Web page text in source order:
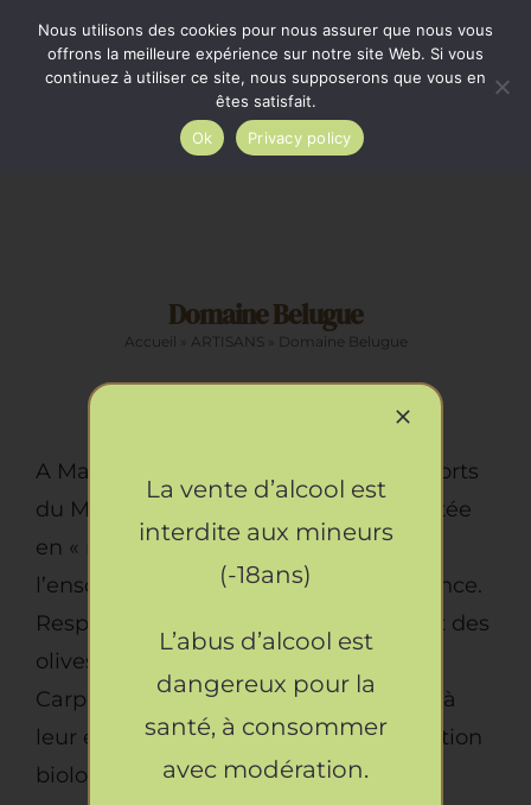
PasserMinimum de commande 35€. Livraison France entière
par Colissimo au tarif en vigueur à partir de 35€.
Livraison gratuite par Colissimo à partir de 80€
Epicerie sucrée
La cave
Restauration
Artisans
Domaine Belugue
Accueil ARTISANS» Domaine Belugue
A Malemort du Comtat sur les contreforts
du Mont Ventoux, leur oliveraie exploitée
en « restanques » bénéficie de
l’ensoleillement généreux de la Provence.
Respectueux de ce terroir, ils récoltent des
olives de variété locale » Verdale de
Carpentras » cultivées conformément à
leur engagement du mode de production
biologique.
La vente d’alcool est
interdite aux mineurs
(-18ans)
L’abus d’alcool est
dangereux pour la
santé, à consommer
avec modération.
Nous utilisons des cookies pour nous assurer que nous vous
offrons la meilleure expérience sur notre site Web. Si vous
continuez à utiliser ce site, nous supposerons que vous en
êtes satisfait.
Ok
Privacy policy